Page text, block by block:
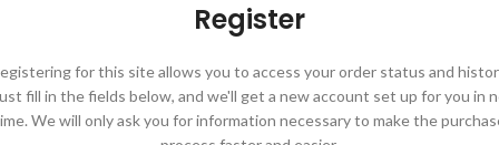
Register
for this site allows you to access your order status and
fill in the fields below, and we'll get a new account set up for you in
We will only ask you for information necessary to make the